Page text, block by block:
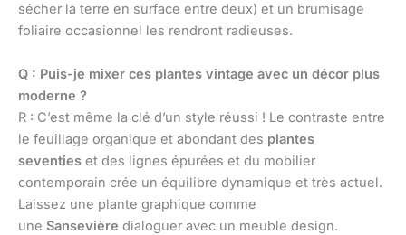
sécher la terre en surface entre deux) et un brumisage
foliaire occasionnel les rendront radieuses.
Q : Puis-je mixer ces plantes vintage avec un décor plus
moderne ?
R : C’est même la clé d’un style réussi ! Le contraste entre
le feuillage organique et abondant des plantes
seventies et des lignes épurées et du mobilier
contemporain crée un équilibre dynamique et très actuel.
Laissez une plante graphique comme
une Sansevière dialoguer avec un meuble design.